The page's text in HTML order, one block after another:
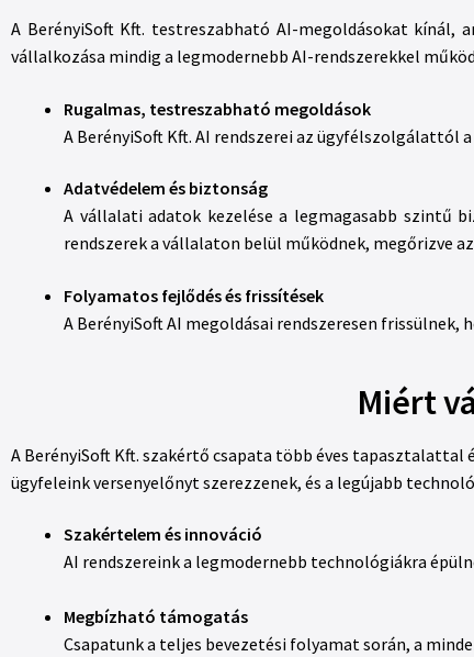
A BerényiSoft Kft. testreszabható AI-megoldásokat
vállalkozása mindig a legmodernebb AI-rendszerekkel
Rugalmas, testreszabható megoldások
A BerényiSoft Kft. AI rendszerei az
Adatvédelem és biztonság
A vállalati adatok kezelése a legmagasabb szintű
rendszerek a vállalaton belül működnek, megőrizve
Folyamatos fejlődés és frissítések
A BerényiSoft AI megoldásai rendszeresen
Miért
A BerényiSoft Kft. szakértő csapata több éves
ügyfeleink versenyelőnyt szerezzenek, és a legújabb
Szakértelem és innováció
AI rendszereink a legmodernebb technológiákra
Megbízható támogatás
Csapatunk a teljes bevezetési folyamat során, a